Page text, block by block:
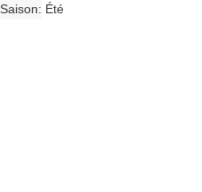
Saison Été